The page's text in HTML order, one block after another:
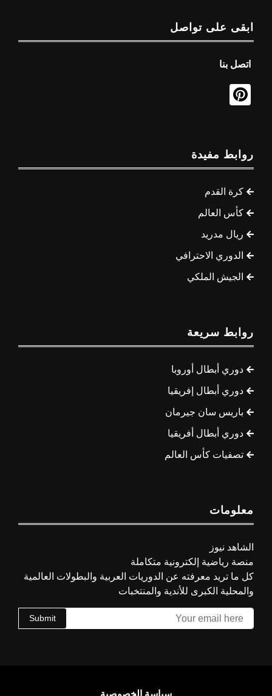
ابقى على تواصل
اتصل بنا
روابط مفيدة
كرة القدم
كأس العالم
ريال مدريد
الدوري الاحترافي
الجيش الملكي
روابط سريعة
دوري أبطال أوروبا
دوري أبطال إفريقيا
باريس سان جيرمان
دوري أبطال أفريقيا
تصفيات كأس العالم
معلومات
الشاهد نيوز
منصة رياضية إلكترونية متكاملة
كل ما تريد معرفته عن الدوريات العربية والبطولات العالمية
والمحلية الكبرى للأندية والمنتخبات
Submit